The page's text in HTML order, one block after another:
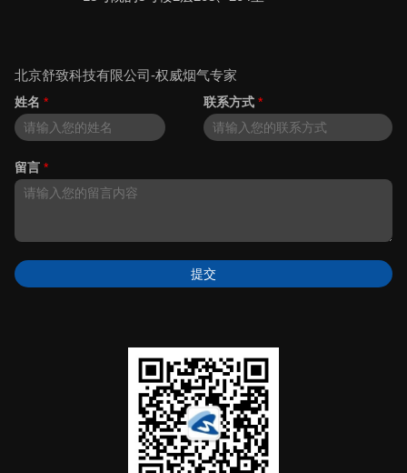
北京舒致科技有限公司-权威烟气专家
姓名 * 联系方式 *
留言 *
提交